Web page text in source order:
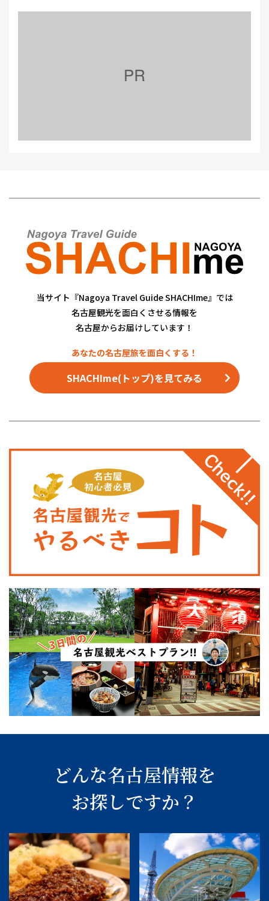
当サイト『Nagoya Travel Guide SHACHIme』では
名古屋観光を面白くさせる情報を
名古屋からお届けしています！
SHACHIme(トップ)を見てみる
どんな名古屋情報を
お探しですか？